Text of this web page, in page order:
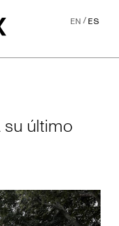
EN/ES
último